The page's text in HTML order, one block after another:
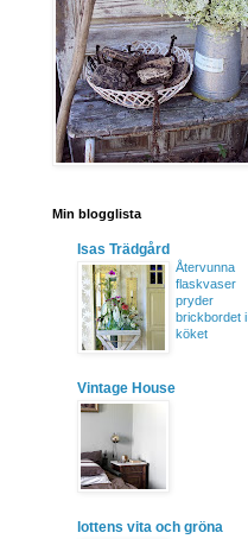
Min blogglista
Isas Trädgård
Återvunna
flaskvaser
pryder
brickbordet i
köket
Vintage House
lottens vita och gröna